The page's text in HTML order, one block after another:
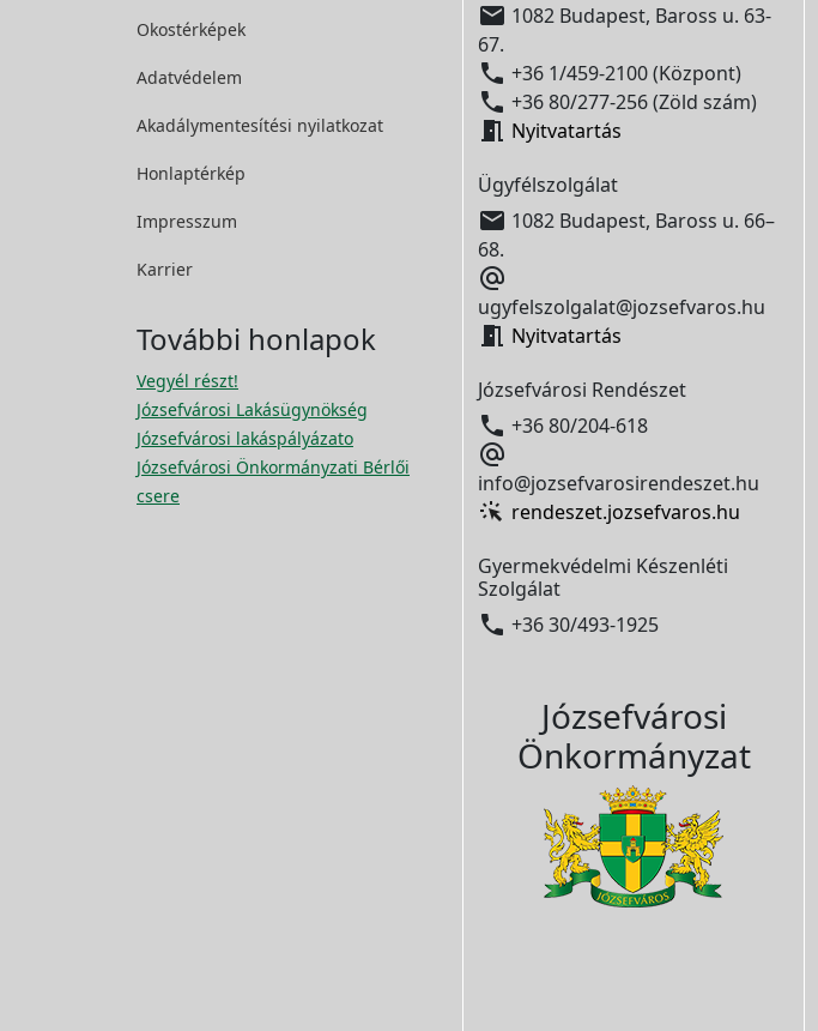
Okostérképek
Adatvédelem
Akadálymentesítési nyilatkozat
Honlaptérkép
Impresszum
Karrier
További honlapok
Vegyél részt!
Józsefvárosi Lakásügynökség
Józsefvárosi lakáspályázato
Józsefvárosi Önkormányzati Bérlői
csere
 1082 Budapest, Baross u. 63-
67.
 +36 1/459-2100 (Központ)
 +36 80/277-256 (Zöld szám)
 Nyitvatartás
Ügyfélszolgálat
 1082 Budapest, Baross u. 66–
68.

ugyfelszolgalat@jozsefvaros.hu
 Nyitvatartás
Józsefvárosi Rendészet
 +36 80/204-618

info@jozsefvarosirendeszet.hu
rendeszet.jozsefvaros.hu
Gyermekvédelmi Készenléti
Szolgálat
 +36 30/493-1925
Józsefvárosi
Önkormányzat